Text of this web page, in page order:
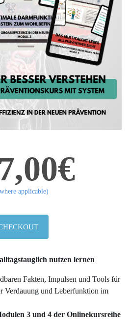
applicable)
nutzen lernen
Fakten, Impulsen und Tools für
Verdauung und Leberfunktion im
3 und 4 der Onlinekursreihe